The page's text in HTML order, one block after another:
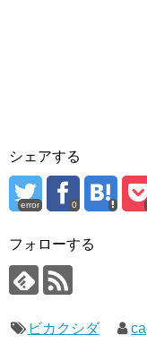
シェアする
error 0
フォローする
ビカクシダ